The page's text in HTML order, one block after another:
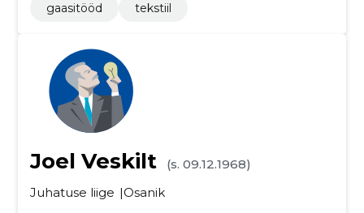
gaasitööd
tekstiil
Joel Veskilt
(s. 09.12.1968)
Juhatuse liige
Osanik